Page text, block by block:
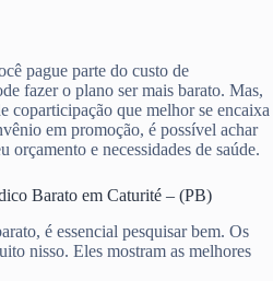
pague parte do custo de
fazer o plano ser mais barato. Mas,
coparticipação que melhor se encaixa
em promoção, é possível achar
orçamento e necessidades de saúde.
Barato em Caturité – (PB)
é essencial pesquisar bem. Os
nisso. Eles mostram as melhores